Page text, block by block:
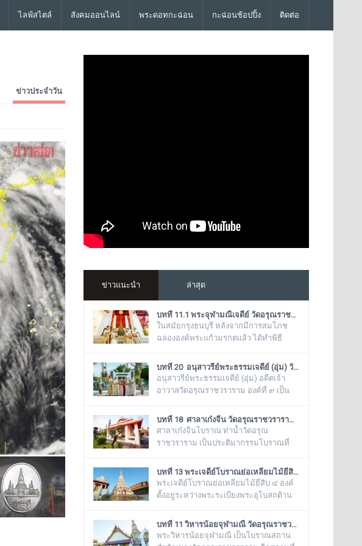
ไลฟ์สไตล์ สังคมออนไลน์ พระดอทกะฉ่อน กะฉ่อนช้อปปิ้ง ติดต่อ
ข่าวประจำวัน
ข่าวแนะนำ ล่าสุด
บทที่ 11.1 พระจุฬามณีเจดีย์ วัดอรุณราชวราราม (แอพเดียวเที่ยวทั่ววัดอรุณ)
ในสมัยกรุงธนบุรี หลังจากมีการสมโภช
ฉลององค์พระแก้วมรกตแล้ว ได้ทำพิธี
แห่งนี้ ในสมัยรัชกาลที่ ๕ ยังเรียกพระวิหาร
แห่งนี้ว่า “วิหารพระแก้ว” อยู่ตลอดมา จน
ต่อมาชาวบ้านได้เรียกเพี้ยนกันไปว่า
ราชวราราม ที่ชาวบ้านในละแวกนี้ให้
ความเคารพศรัทธาตั้งแต่ครั้งอดีตกาลจวบ
จนมาถึงยุคปัจ
บทที่ 20 อนุสาวรีย์พระธรรมเจดีย์ (อุ่ม) วัดอรุณราชวราราม (แอพเดียวเที่ยวทั่ววัดอรุณ)
อนุสาวรีย์พระธรรมเจดีย์ (อุ่ม) อดีตเจ้า
อาวาสวัดอรุณราชวราราม องค์ที่ ๙ เป็น
ราชวรารามอีกแห่งหนึ่ง ตั้งอยู่ทางด้านทิศ
ใต้ของภูเขาจำลอง บริเวณศาลาเก๋งจีน ๓
หลัง ทางด้านหน้าวัดริมแม่น้ำเจ้าพระยา
โบราณสีเขียวแบบจีน ซึ่งเป็นสถานที่บรรจุ
บรรจุอัฐิของพระธรรมเจดีย์ (อุ่ม) อดีตเจ้า
อาวาสวัดอรุณราชวราราม องค์ที่ ๙
บทที่ 18 ศาลาเก๋งจีน วัดอรุณราชวราราม (แอพเดียวเที่ยวทั่ววัดอรุณ)
ศาลาเก๋งจีนโบราณ ท่าน้ำวัดอรุณ
ราชวราราม เป็นประติมากรรมโบราณที่
รัชสมัยของพระบาทสมเด็จพระนั่งเกล้าเจ้า
อยู่หัว รัชกาลที่ ๓ โดยมีพระราชดำริให้
สร้างขึ้นทั้งหมด ๖ หลัง เรียงรายอยู่บริเวณ
เอกลักษณ์โดดเด่นไม่เหมือนกัน อาทิเช่น
ศาลาเก๋งจีนหน้าทางเข้าพระปรางค์ จะมี
บทที่ 13 พระเจดีย์โบราณย่อเหลี่ยมไม้ยี่สิบ วัดอรุณราชวราราม (แอพเดียวเที่ยวทั่ววัดอรุณ)
พระเจดีย์โบราณย่อเหลี่ยมไม้ยี่สิบ ๔ องค์
ตั้งอยู่ระหว่างพระระเบียงพระอุโบสถด้าน
เรียงรายเป็นแถวตรงจากทิศตะวันออกสู่ทิศ
ตะวันตก มีห่างกันพอควร และเป็นพระ
เจดีย์ที่มีลักษณะแบบเดียวกัน มีขนาดเท่า
บทที่ 11 วิหารน้อยจุฬามณี วัดอรุณราชวราราม (แอพเดียวเที่ยวทั่ววัดอรุณ)
พระวิหารน้อยจุฬามณี เป็นโบราณสถาน